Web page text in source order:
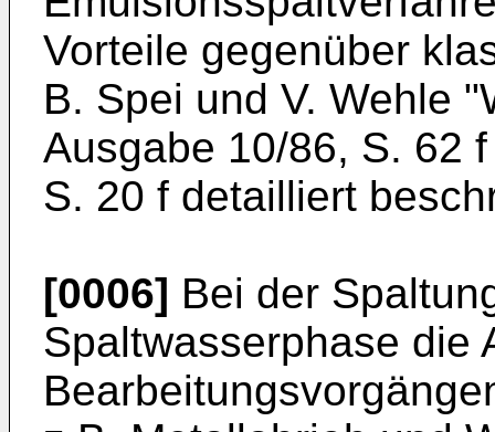
Vorteile gegenüber
B. Spei und V. Wehle
Ausgabe 10/86, S. 62
S. 20 f detailliert
[0006] Bei der
Spaltwasserphase die